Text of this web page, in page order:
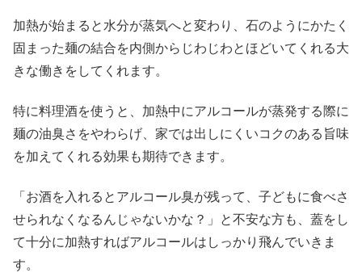
加熱が始まると水分が蒸気へと変わり、石のようにかたく
固まった麺の結合を内側からじわじわとほどいてくれる大
きな働きをしてくれます。
特に料理酒を使うと、加熱中にアルコールが蒸発する際に
麺の油臭さをやわらげ、家では出しにくいコクのある旨味
を加えてくれる効果も期待できます。
「お酒を入れるとアルコール臭が残って、子どもに食べさ
せられなくなるんじゃないかな？」と不安な方も、蓋をし
て十分に加熱すればアルコールはしっかり飛んでいきま
す。